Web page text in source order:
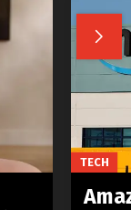

TECH